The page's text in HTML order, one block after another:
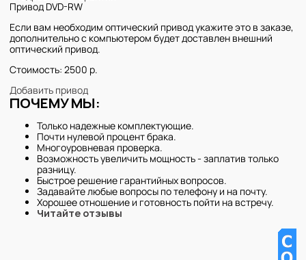
Привод DVD-RW
Если вам необходим оптический привод укажите это в заказе,
дополнительно с компьютером будет доставлен внешний
оптический привод.
Стоимость: 2500 р.
Добавить привод
ПОЧЕМУ МЫ:
Только надежные комплектующие.
Почти нулевой процент брака.
Многоуровневая проверка.
Возможность увеличить мощность - заплатив только
разницу.
Быстрое решение гарантийных вопросов.
Задавайте любые вопросы по телефону и на почту.
Хорошее отношение и готовность пойти на встречу.
Читайте отзывы